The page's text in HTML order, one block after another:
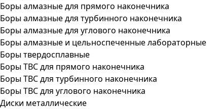
Боры алмазные для прямого наконечника
Боры алмазные для турбинного наконечника
Боры алмазные для углового наконечника
Боры алмазные и цельноспеченные лабораторные
Боры твердосплавные
Боры ТВС для прямого наконечника
Боры ТВС для турбинного наконечника
Боры ТВС для углового наконечника
Диски металлические